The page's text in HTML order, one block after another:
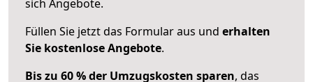
sich Angebote.
Füllen Sie jetzt das Formular aus und erhalten
Sie kostenlose Angebote.
Bis zu 60 % der Umzugskosten sparen, das